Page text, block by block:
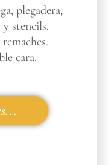
plegadera,
stencils.
cara.